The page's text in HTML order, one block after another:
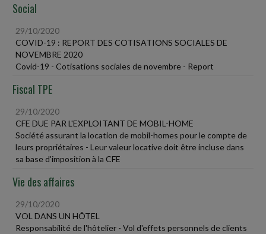
Social
29/10/2020
COVID-19 : REPORT DES COTISATIONS SOCIALES DE
NOVEMBRE 2020
Covid-19 - Cotisations sociales de novembre - Report
Fiscal TPE
29/10/2020
CFE DUE PAR L'EXPLOITANT DE MOBIL-HOME
Société assurant la location de mobil-homes pour le compte de
leurs propriétaires - Leur valeur locative doit être incluse dans
sa base d'imposition à la CFE
Vie des affaires
29/10/2020
VOL DANS UN HÔTEL
Responsabilité de l'hôtelier - Vol d'effets personnels de clients